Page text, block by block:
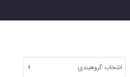
انتخاب گروهبندی